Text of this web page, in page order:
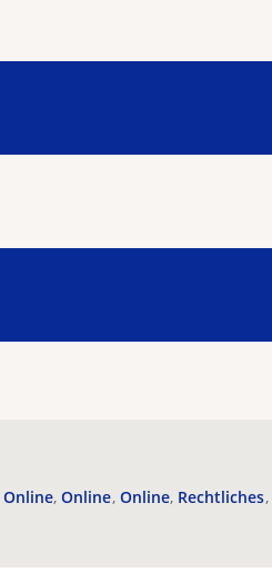
Online Online Online Rechtliches